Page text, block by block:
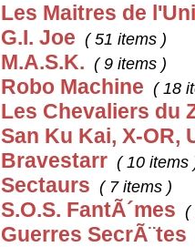
Les Maitres de
G.I. Joe ( 51 items )
M.A.S.K. ( 9 items )
Robo Machine ( 18
Les Chevaliers du
San Ku Kai, X-OR,
Bravestarr ( 10 items
Sectaurs ( 7 items )
S.O.S. FantÃ´mes (
Guerres SecrÃ¨tes